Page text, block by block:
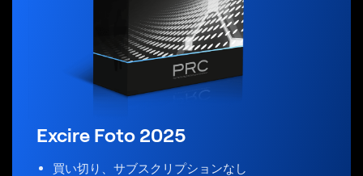
Excire Foto 2025
買い切り、サブスクリプションなし